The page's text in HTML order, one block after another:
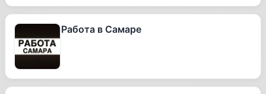
Работа в Самаре